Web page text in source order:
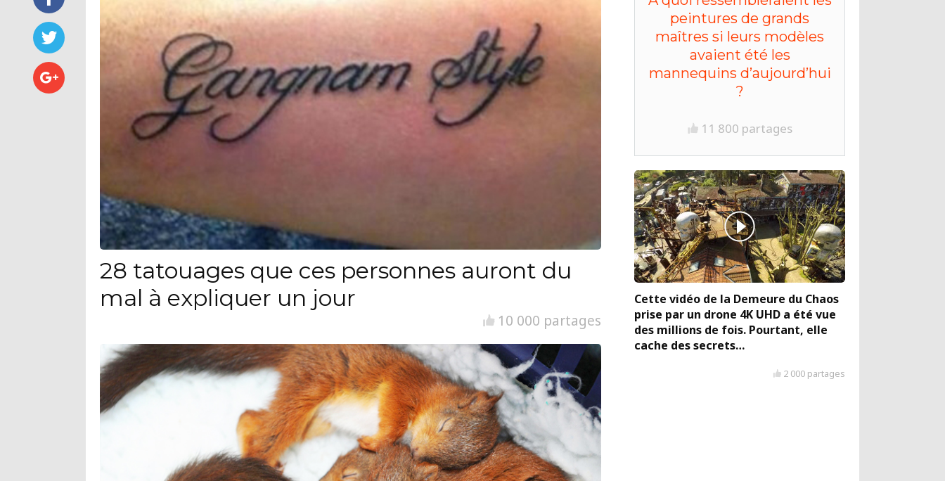
28 tatouages que ces personnes auront du
mal à expliquer un jour
10 000 partages
peintures de grands
maîtres si leurs modèles
avaient été les
mannequins d’aujourd’hui
?
11 800 partages
Cette vidéo de la Demeure du Chaos
prise par un drone 4K UHD a été vue
des millions de fois. Pourtant, elle
cache des secrets…
2 000 partages